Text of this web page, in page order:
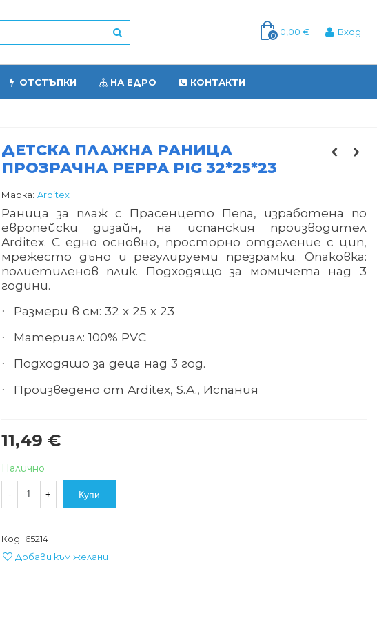
0 0,00 € Вход
ОТСТЪПКИ НА ЕДРО КОНТАКТИ
ДЕТСКА ПЛАЖНА РАНИЦА
ПРОЗРАЧНА PEPPA PIG 32*25*23
Марка: Arditex
Раница за плаж с Прасенцето Пепа, изработена по
европейски дизайн, на испанския производител
Arditex. Седно основно, просторно отделение с цип,
мрежесто дъно и регулируеми презрамки. Опаковка:
полиетиленов плик. Подходящо за момичета над 3
години.
· Размери в см: 32 х 25 х 23
· Материал: 100% PVC
· Подходящо за деца над 3 год.
· Произведено от Arditex, S.A., Испания
11,49 €
Налично
- + Купи
Код: 65214
Добави към желани